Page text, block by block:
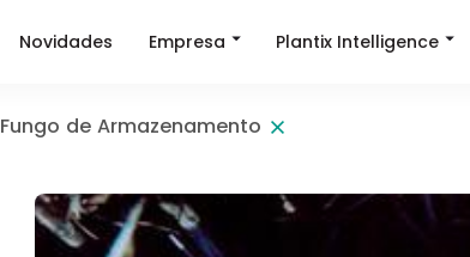
Novidades Empresa Plantix Intelligence
Fungo de Armazenamento